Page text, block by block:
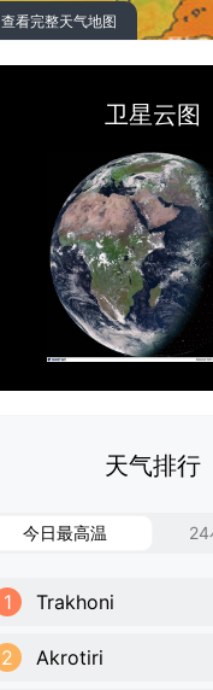
查看完整天气地图
卫星云图
天气排行
今日最高温 24
1 Trakhoni
2 Akrotiri